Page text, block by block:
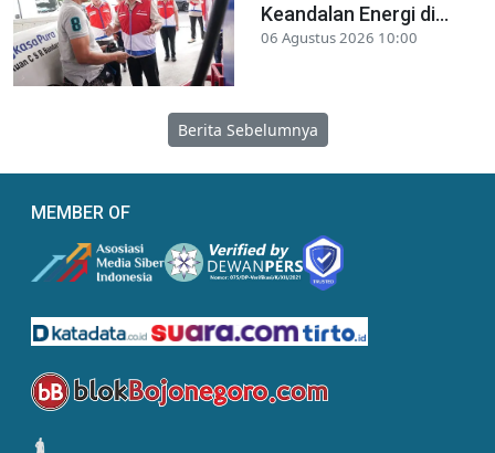
Keandalan Energi di...
06 Agustus 2026 10:00
Berita Sebelumnya
MEMBER OF